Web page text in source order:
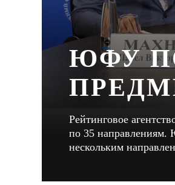
ЮФУ
Рейтинговое
по 35 направлениям.
нескольким